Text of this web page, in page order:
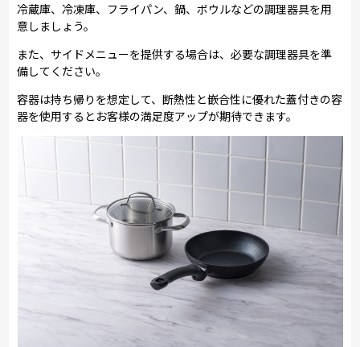
冷蔵庫、冷凍庫、フライパン、鍋、ボウルなどの調理器具を用
意しましょう。
また、サイドメニューを提供する場合は、必要な調理器具を準
備してください。
容器は持ち帰りを想定して、断熱性と嵌合性に優れた蓋付きの容
器を使用するとお客様の満足度アップが期待できます。